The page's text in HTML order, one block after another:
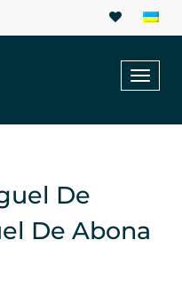
De
De Abona